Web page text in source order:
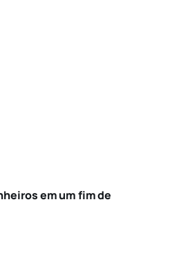
em um fim de